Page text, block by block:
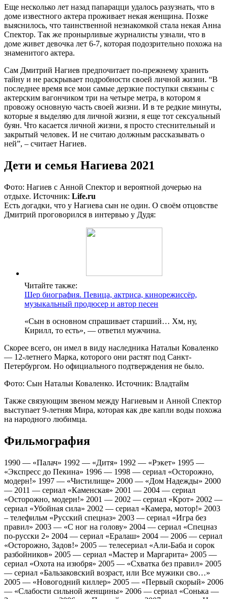
Еще несколько лет назад папарацци удалось разузнать, что в
доме известного актера проживает некая женщина. Позже
выяснилось, что таинственной незнакомкой стала некая Анна
Спектор. Так же пронырливые журналисты узнали, что в
доме живет девочка лет 6-7, которая подозрительно похожа на
знаменитого актера.
Сам Дмитрий Нагиев предпочитает по-прежнему хранить
тайну и не раскрывает подробности своей личной жизни. “В
последнее время все мои самые дерзкие поступки связаны с
актерским вагончиком три на четыре метра, в котором я
провожу основную часть своей жизни. И в те редкие минуты,
которые я выделяю для личной жизни, я еще тот сексуальный
буян. Что касается личной жизни, я просто стеснительный и
закрытый человек. И не считаю должным рассказывать о
ней”, – считает Нагиев.
Дети и семья Нагиева 2021
Фото: Нагиев с Анной Спектор и вероятной дочерью на
отдыхе. Источник: Life.ru
Есть догадки, что у Нагиева сын не один. О своём отцовстве
Дмитрий проговорился в интервью у Дудя:
Читайте также:
Шер биография. Певица, актриса, кинорежиссёр,
музыкальный продюсер и автор песен
«Сын в основном спрашивает старший… Хм, ну,
Кирилл, то есть», — ответил мужчина.
Скорее всего, он имел в виду наследника Натальи Коваленко
— 12-летнего Марка, которого они растят под Санкт-
Петербургом. Но официального подтверждения не было.
Фото: Сын Натальи Коваленко. Источник: Владтайм
Также связующим звеном между Нагиевым и Анной Спектор
выступает 9-летняя Мира, которая как две капли воды похожа
на народного любимца.
Фильмография
1990 — «Палач» 1992 — «Дитя» 1992 — «Рэкет» 1995 —
«Экспресс до Пекина» 1996 — 1998 — сериал «Осторожно,
модерн!» 1997 — «Чистилище» 2000 — «Дом Надежды» 2000
— 2011 — сериал «Каменская» 2001 — 2004 — сериал
«Осторожно, модерн!» 2001 — 2002 — сериал «Крот» 2002 —
сериал «Убойная сила» 2002 — сериал «Камера, мотор!» 2003
– телефильм «Русский спецназ» 2003 — сериал «Игра без
правил» 2003 — «С ног на голову» 2004 — сериал «Спецназ
по-русски 2» 2004 — сериал «Ералаш» 2004 — 2006 — сериал
«Осторожно, Задов!» 2005 — телесериал «Али-Баба и сорок
разбойников» 2005 — сериал «Мастер и Маргарита» 2005 —
сериал «Охота на изюбря» 2005 — «Схватка без правил» 2005
— сериал «Бальзаковский возраст, или Все мужики сво…»
2005 — «Новогодний киллер» 2005 — «Первый скорый» 2006
— «Слабости сильной женщины» 2006 — сериал «Сонька —